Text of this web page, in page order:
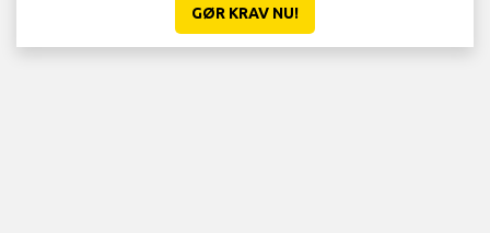
GØR KRAV NU!